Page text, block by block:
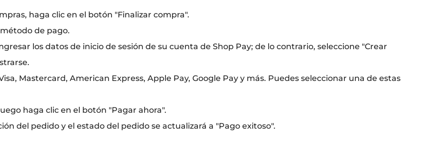
haga clic en el botón "Finalizar compra".
de pago.
los datos de inicio de sesión de su cuenta de Shop Pay; de lo contrario, seleccione "Crear
Mastercard, American Express, Apple Pay, Google Pay y más. Puedes seleccionar una de estas
haga clic en el botón "Pagar ahora".
del pedido y el estado del pedido se actualizará a "Pago exitoso".